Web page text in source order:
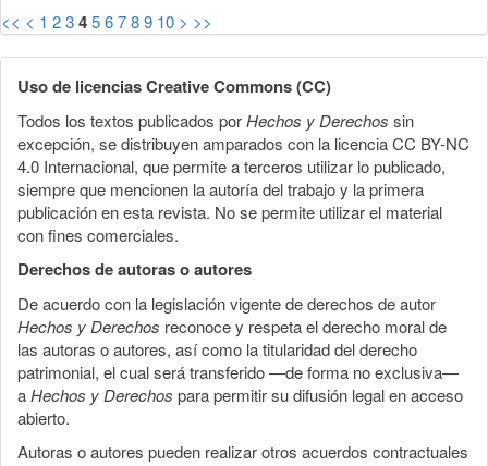
<< < 1 23456789 10 > >>
Uso de licencias Creative Commons (CC)
Todos los textos publicados porHechos y Derechos sin
excepción, se distribuyen amparados con la licencia CC BY-NC
4.0 Internacional, que permite a terceros utilizar lo publicado,
siempre que mencionen la autoría del trabajo y la primera
publicación en esta revista. No se permite utilizar el material
con fines comerciales.
Derechos de autoras o autores
De acuerdo con la legislación vigente de derechos de autor
Hechos y Derechos reconoce y respeta el derecho moral de
las autoras o autores, así como la titularidad del derecho
patrimonial, el cual será transferido —de forma no exclusiva—
aHechos y Derechos para permitir su difusión legal en acceso
abierto.
Autoras o autores pueden realizar otros acuerdos contractuales